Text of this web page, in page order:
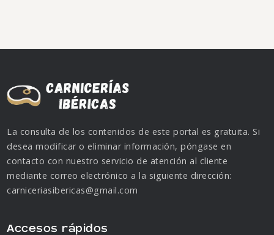
La consulta de los contenidos de este portal es gratuita. Si
desea modificar o eliminar información, póngase en
contacto con nuestro servicio de atención al cliente
mediante correo electrónico a la siguiente dirección:
carniceriasibericas@gmail.com
Accesos rápidos